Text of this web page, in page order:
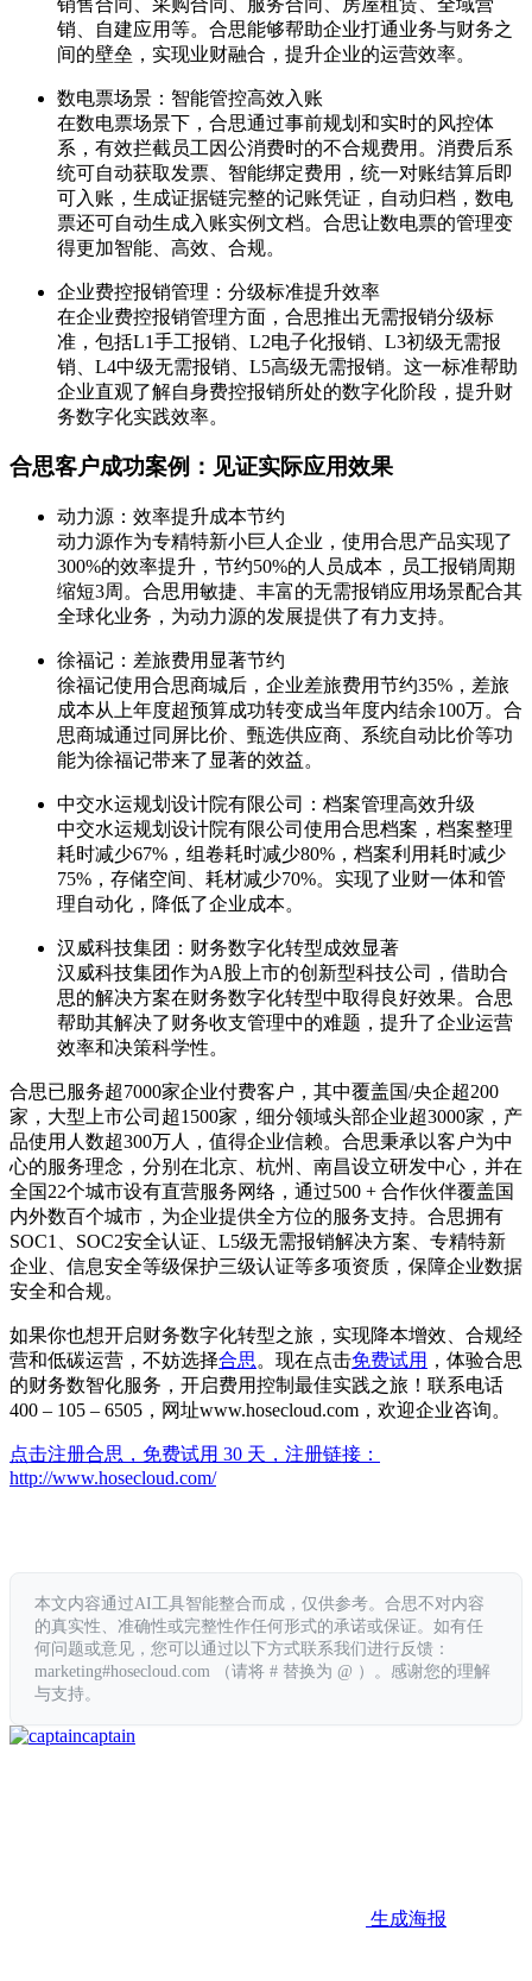
销、自建应用等。合思能够帮助企业打通业务与财务之
间的壁垒，实现业财融合，提升企业的运营效率。
数电票场景：智能管控高效入账
在数电票场景下，合思通过事前规划和实时的风控体
系，有效拦截员工因公消费时的不合规费用。消费后系
统可自动获取发票、智能绑定费用，统一对账结算后即
可入账，生成证据链完整的记账凭证，自动归档，数电
票还可自动生成入账实例文档。合思让数电票的管理变
得更加智能、高效、合规。
企业费控报销管理：分级标准提升效率
在企业费控报销管理方面，合思推出无需报销分级标
准，包括L1手工报销、L2电子化报销、L3初级无需报
销、L4中级无需报销、L5高级无需报销。这一标准帮助
企业直观了解自身费控报销所处的数字化阶段，提升财
务数字化实践效率。
合思客户成功案例：见证实际应用效果
动力源：效率提升成本节约
动力源作为专精特新小巨人企业，使用合思产品实现了
300%的效率提升，节约50%的人员成本，员工报销周期
缩短3周。合思用敏捷、丰富的无需报销应用场景配合其
全球化业务，为动力源的发展提供了有力支持。
徐福记：差旅费用显著节约
徐福记使用合思商城后，企业差旅费用节约35%，差旅
成本从上年度超预算成功转变成当年度内结余100万。合
思商城通过同屏比价、甄选供应商、系统自动比价等功
能为徐福记带来了显著的效益。
中交水运规划设计院有限公司：档案管理高效升级
中交水运规划设计院有限公司使用合思档案，档案整理
耗时减少67%，组卷耗时减少80%，档案利用耗时减少
75%，存储空间、耗材减少70%。实现了业财一体和管
理自动化，降低了企业成本。
汉威科技集团：财务数字化转型成效显著
汉威科技集团作为A股上市的创新型科技公司，借助合
思的解决方案在财务数字化转型中取得良好效果。合思
帮助其解决了财务收支管理中的难题，提升了企业运营
效率和决策科学性。
合思已服务超7000家企业付费客户，其中覆盖国/央企超200
家，大型上市公司超1500家，细分领域头部企业超3000家，产
品使用人数超300万人，值得企业信赖。合思秉承以客户为中
心的服务理念，分别在北京、杭州、南昌设立研发中心，并在
全国22个城市设有直营服务网络，通过500 + 合作伙伴覆盖国
内外数百个城市，为企业提供全方位的服务支持。合思拥有
SOC1、SOC2安全认证、L5级无需报销解决方案、专精特新
企业、信息安全等级保护三级认证等多项资质，保障企业数据
安全和合规。
如果你也想开启财务数字化转型之旅，实现降本增效、合规经
营和低碳运营，不妨选择合思。现在点击免费试用 ，体验合思
的财务数智化服务，开启费用控制最佳实践之旅！联系电话
400 – 105 – 6505，网址www.hosecloud.com，欢迎企业咨询。
点击注册合思，免费试用 30 天，注册链接：
http://www.hosecloud.com/
本文内容通过AI工具智能整合而成，仅供参考。合思不对内容
的真实性、准确性或完整性作任何形式的承诺或保证。如有任
何问题或意见，您可以通过以下方式联系我们进行反馈：
marketing#hosecloud.com （请将 # 替换为 @ ）。感谢您的理解
与支持。
captain
生成海报